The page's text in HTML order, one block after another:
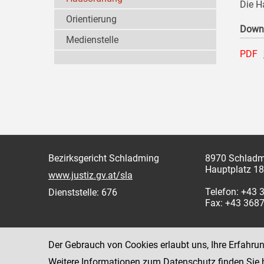
Die
PDF
Orientierung
Medienstelle
Bezirksgericht Schladming
www.justiz.gv.at/sla
Dienststelle: 676
8970
Hauptplatz 18
Telefon: +43
Fax: +43
Der Gebrauch von Cookies erlaubt uns, Ihre